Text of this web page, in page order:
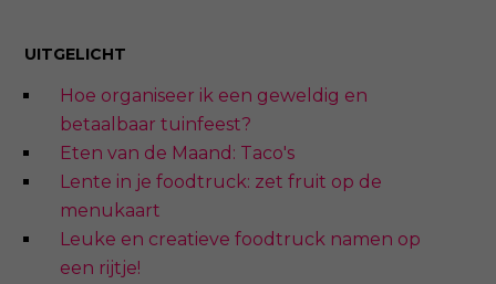
UITGELICHT
Hoe organiseer ik een geweldig en
betaalbaar tuinfeest?
Eten van de Maand: Taco's
Lente in je foodtruck: zet fruit op de
menukaart
Leuke en creatieve foodtruck namen op
een rijtje!